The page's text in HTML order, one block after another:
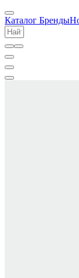
Каталог Бренды